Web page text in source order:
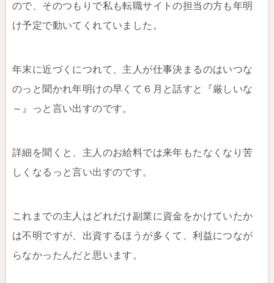
ので、そのつもりで私も転職サイトの担当の方も年明
け予定で動いてくれていました。
年末に近づくにつれて、主人が仕事決まるのはいつな
のっと聞かれ年明けの早くて６月と話すと『厳しいな
～』っと言い出すのです。
詳細を聞くと、主人のお給料では来年もたなくなり苦
しくなるっと言い出すのです。
これまでの主人はどれだけ副業に資金をかけていたか
は不明ですが、出資するほうが多くて、利益につなが
らなかったんだと思います。